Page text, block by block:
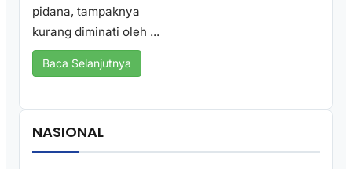
pidana, tampaknya
kurang diminati oleh ...
Baca Selanjutnya
NASIONAL